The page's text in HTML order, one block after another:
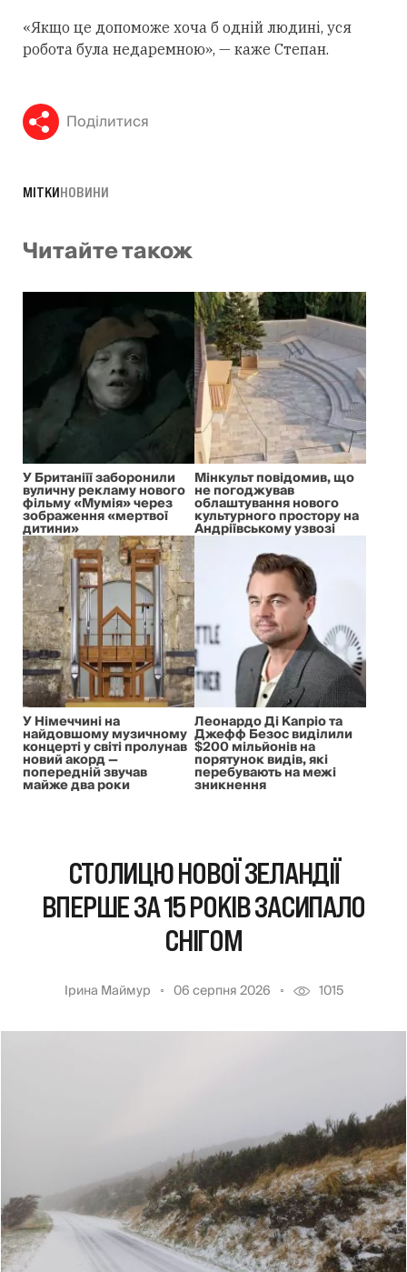
«Якщо це допоможе хоча б одній людині, уся
робота була недаремною», — каже Степан.
Поділитися
МІТКИНОВИНИ
Читайте також
У Британіїї заборонили
вуличну рекламу нового
фільму «Мумія» через
зображення «мертвої
дитини»
Мінкульт повідомив, що
не погоджував
облаштування нового
культурного простору на
Андріївському узвозі
У Німеччині на
найдовшому музичному
концерті у світі пролунав
новий акорд —
попередній звучав
майже два роки
Леонардо Ді Капріо та
Джефф Безос виділили
$200 мільйонів на
порятунок видів, які
перебувають на межі
зникнення
СТОЛИЦЮ НОВОЇ ЗЕЛАНДІЇ
ВПЕРШЕ ЗА 15 РОКІВ ЗАСИПАЛО
СНІГОМ
Ірина Маймур 06 серпня 2026 1015